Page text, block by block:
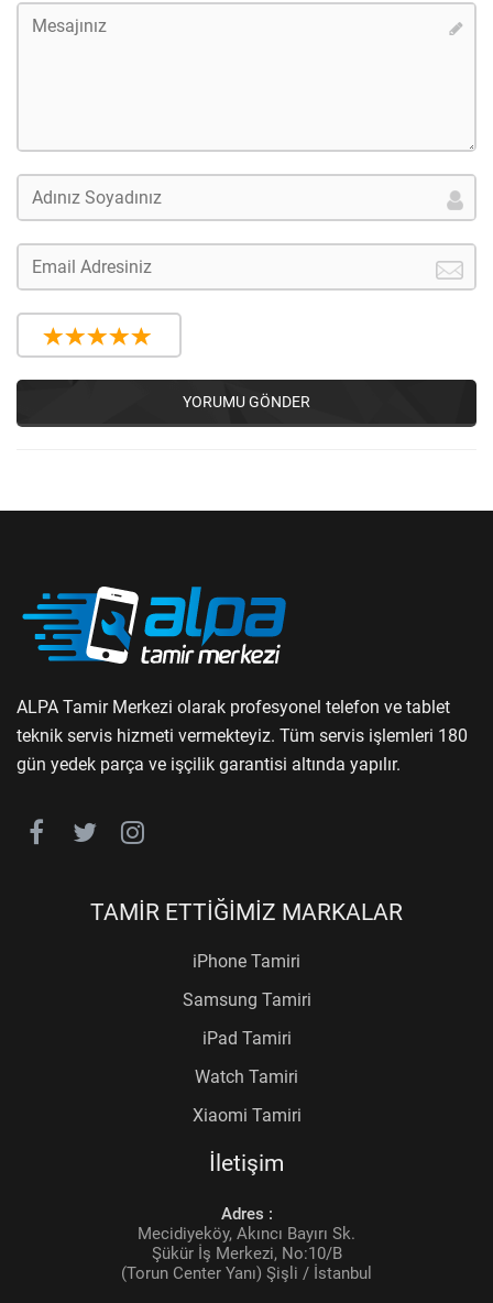
YORUMU GÖNDER
ALPA Tamir Merkezi olarak profesyonel telefon ve tablet
teknik servis hizmeti vermekteyiz. Tüm servis işlemleri 180
gün yedek parça ve işçilik garantisi altında yapılır.
TAMİR ETTİĞİMİZ MARKALAR
iPhone Tamiri
Samsung Tamiri
iPad Tamiri
Watch Tamiri
Xiaomi Tamiri
İletişim
Adres :
Mecidiyeköy, Akıncı Bayırı Sk.
Şükür İş Merkezi, No:10/B
(Torun Center Yanı) Şişli / İstanbul